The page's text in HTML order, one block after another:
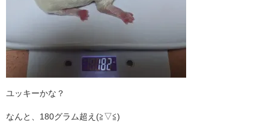
ユッキーかな？
なんと、180グラム超え(≧▽≦)